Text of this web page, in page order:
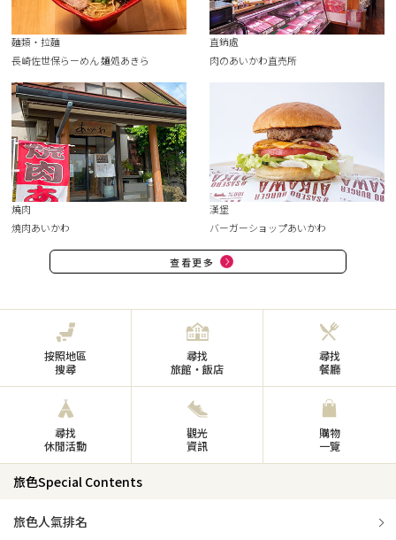
麵類・拉麵
長崎佐世保らーめん 麺処あきら
直銷處
肉のあいかわ直売所
燒肉
焼肉あいかわ
漢堡
バーガーショップあいかわ
查看更多
按照地區
搜尋
尋找
旅館・飯店
尋找
餐廳
尋找
休閒活動
觀光
資訊
購物
一覽
旅色Special Contents
旅色人氣排名